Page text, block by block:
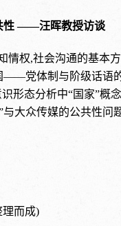
性 ——汪晖教授访谈
权,社会沟通的基本
党体制与阶级话语
形态分析中“国家”概
大众传媒的公共性问题
理而成)